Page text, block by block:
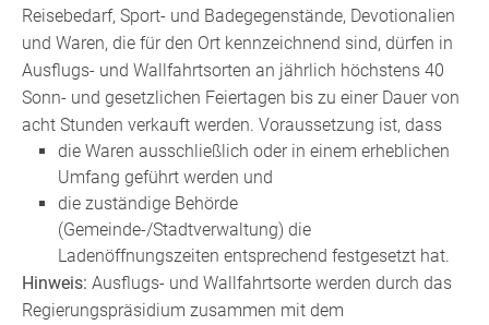
Reisebedarf, Sport- und Badegegenstände, Devotionalien
und Waren, die für den Ort kennzeichnend sind, dürfen in
Ausflugs- und Wallfahrtsorten an jährlich höchstens 40
Sonn- und gesetzlichen Feiertagen bis zu einer Dauer von
acht Stunden verkauft werden. Voraussetzung ist, dass
die Waren ausschließlich oder in einem erheblichen
Umfang geführt werden und
die zuständige Behörde
(Gemeinde-/Stadtverwaltung) die
Ladenöffnungszeiten entsprechend festgesetzt hat.
Hinweis: Ausflugs- und Wallfahrtsorte werden durch das
Regierungspräsidium zusammen mit dem